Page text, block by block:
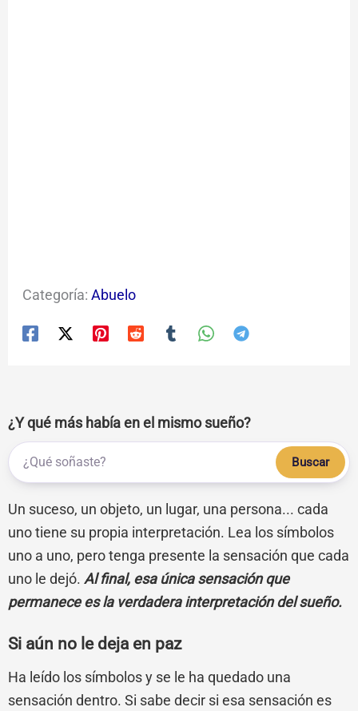
Categoría: Abuelo
¿Y qué más había en el mismo sueño?
Buscar
Un suceso, un objeto, un lugar, una persona... cada
uno tiene su propia interpretación. Lea los símbolos
uno a uno, pero tenga presente la sensación que cada
uno le dejó. Al final, esa única sensación que
permanece es la verdadera interpretación del sueño.
Si aún no le deja en paz
Ha leído los símbolos y se le ha quedado una
sensación dentro. Si sabe decir si esa sensación es